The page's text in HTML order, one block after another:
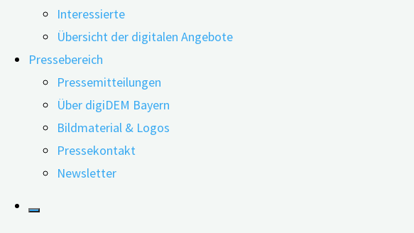
Interessierte
Übersicht der digitalen Angebote
Pressebereich
Pressemitteilungen
Über digiDEM Bayern
Bildmaterial & Logos
Pressekontakt
Newsletter
Lernschwierigkeiten bei Kindern sowie Hörschäden, Schlafstörungen und
der möglichen Gesundheitsschäden, die Studien zufolge durch Lärm
Schäden zum Teil das Demenzrisiko erhöhen. Welche Rolle spielt nun
Forscherteam in vier Stadtvierteln in der US-Großstadt Chicago
Lärmbelastung ausgesetzt waren, die den behördlich festgelegten